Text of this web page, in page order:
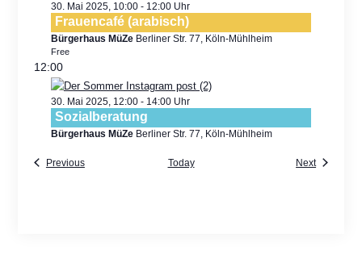
30. Mai 2025, 10:00- 12:00
Frauencafé (arabisch)
Bürgerhaus MüZe Berliner Str. 77, Köln-Mühlheim
Free
12:00
30. Mai 2025, 12:00- 14:00
Sozialberatung
Bürgerhaus MüZe Berliner Str. 77, Köln-Mühlheim
Previous Today Next